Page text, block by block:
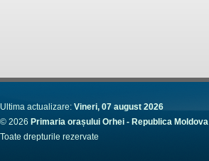
Ultima actualizare: Vineri, 07 august 2026
© 2026 Primaria orașului Orhei - Republica Moldova
Toate drepturile rezervate